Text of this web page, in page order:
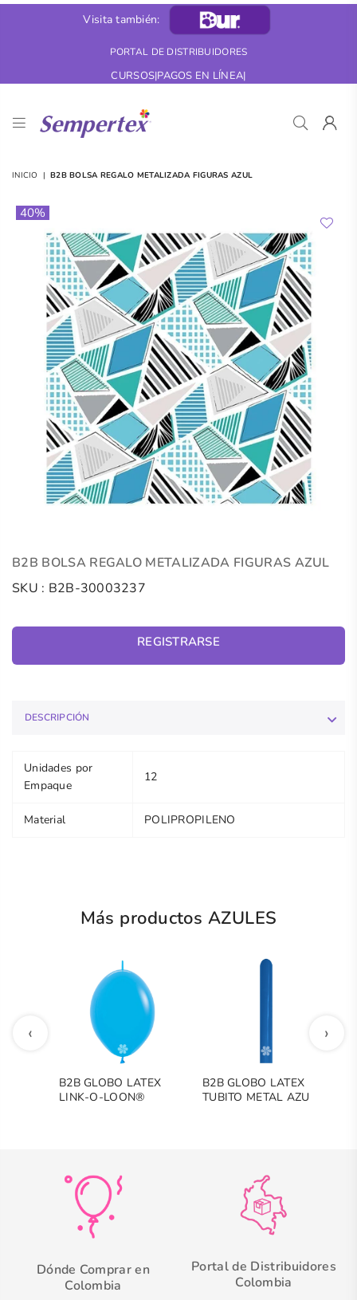
Visita también:
PORTAL DE DISTRIBUIDORES
CURSOS|PAGOS EN LÍNEA|
INICIO | B2B BOLSA REGALO METALIZADA FIGURAS AZUL
40%
B2B BOLSA REGALO METALIZADA FIGURAS AZUL
SKU : B2B-30003237
REGISTRARSE
DESCRIPCIÓN
Unidades por
Empaque
12
Material POLIPROPILENO
Más productos AZULES
‹
B2B GLOBO LATEX
LINK-O-LOON®
B2B GLOBO LATEX
TUBITO METAL AZUL
›
Dónde Comprar en
Colombia
Portal de Distribuidores
Colombia